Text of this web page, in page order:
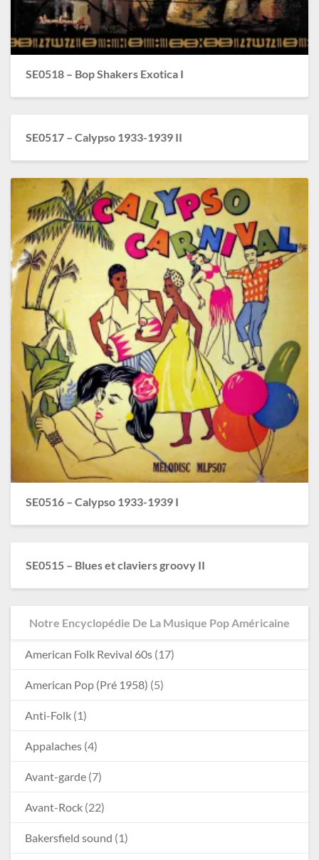
SE0518 – Bop Shakers Exotica I
SE0517 – Calypso 1933-1939 II
SE0516 – Calypso 1933-1939 I
SE0515 – Blues et claviers groovy II
Notre Encyclopédie De La Musique Pop Américaine
American Folk Revival 60s (17)
American Pop (Pré 1958) (5)
Anti-Folk (1)
Appalaches (4)
Avant-garde (7)
Avant-Rock (22)
Bakersfield sound (1)